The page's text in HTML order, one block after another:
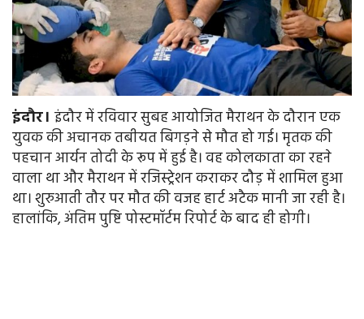
इंदौर। इंदौर में रविवार सुबह आयोजित मैराथन के दौरान एक
युवक की अचानक तबीयत बिगड़ने से मौत हो गई। मृतक की
पहचान आर्यन तोदी के रूप में हुई है। वह कोलकाता का रहने
वाला था और मैराथन में रजिस्ट्रेशन कराकर दौड़ में शामिल हुआ
था। शुरुआती तौर पर मौत की वजह हार्ट अटैक मानी जा रही है।
हालांकि, अंतिम पुष्टि पोस्टमॉर्टम रिपोर्ट के बाद ही होगी।